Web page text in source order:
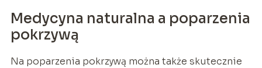
Medycyna naturalna a poparzenia
pokrzywą
Na poparzenia pokrzywą można także skutecznie